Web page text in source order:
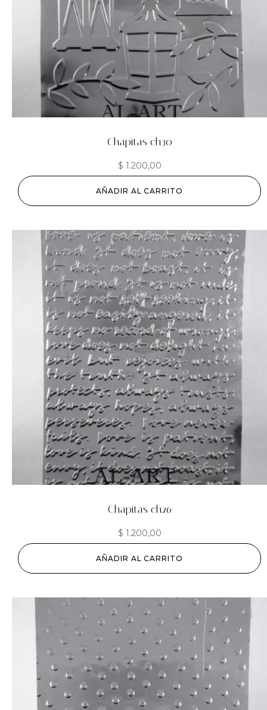
Chapitas ch30
$ 1.200,00
AÑADIR AL CARRITO
Chapitas ch26
$ 1.200,00
AÑADIR AL CARRITO